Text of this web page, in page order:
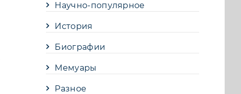
Научно-популярное
История
Биографии
Мемуары
Разное